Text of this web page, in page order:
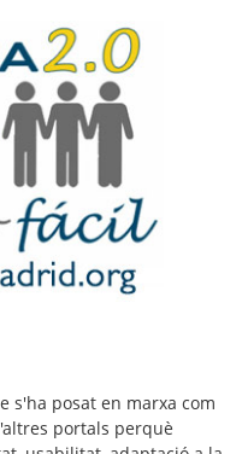
s'ha posat en marxa com
portals perquè